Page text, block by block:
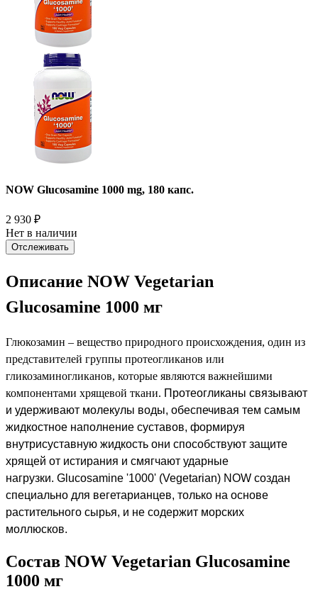
NOW Glucosamine 1000 mg, 180 капс.
2 930 ₽
Нет в наличии
Отслеживать
Описание NOW Vegetarian
Glucosamine 1000 мг
Глюкозамин – вещество природного происхождения, один из
представителей группы протеогликанов или
гликозаминогликанов, которые являются важнейшими
компонентами хрящевой ткани. Протеогликаны связывают
и удерживают молекулы воды, обеспечивая тем самым
жидкостное наполнение суставов, формируя
внутрисуставную жидкость они способствуют защите
хрящей от истирания и смягчают ударные
нагрузки. Glucosamine '1000' (Vegetarian) NOW создан
специально для вегетарианцев, только на основе
растительного сырья, и не содержит морских
моллюсков.
Состав NOW Vegetarian Glucosamine
1000 мг